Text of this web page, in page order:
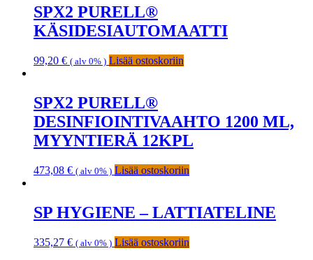
108,29 €.78,06 €.
SPX2 PURELL®
KÄSIDESIAUTOMAATTI
99,20 € ( alv 0% ) Lisää ostoskoriin
SPX2 PURELL®
DESINFIOINTIVAAHTO 1200 ML,
MYYNTIERÄ 12KPL
473,08 € ( alv 0% ) Lisää ostoskoriin
SP HYGIENE – LATTIATELINE
335,27 € ( alv 0% ) Lisää ostoskoriin